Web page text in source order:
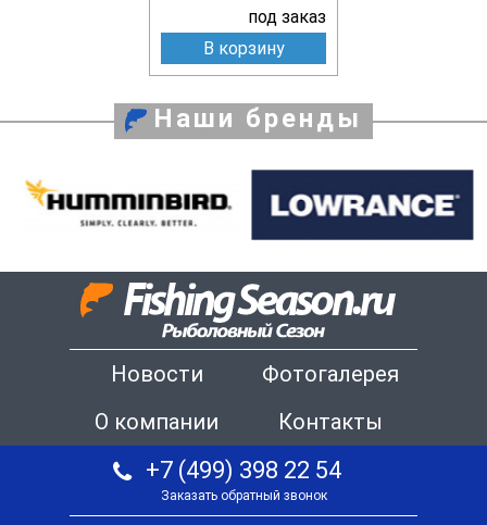
под заказ
В корзину
Наши бренды
Новости
Фотогалерея
О компании
Контакты
+7 (499) 398 22 54
Заказать обратный звонок